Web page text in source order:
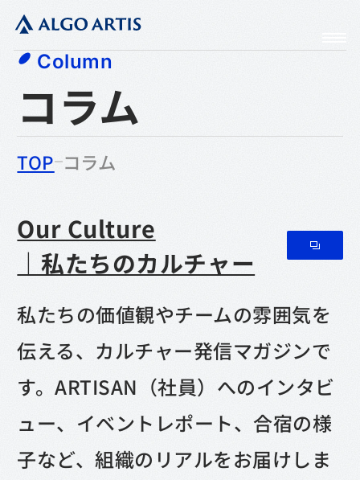
Column
コラム
TOP コラム
Our Culture
｜私たちのカルチャー
私たちの価値観やチームの雰囲気を
伝える、カルチャー発信マガジンで
す。ARTISAN（社員）へのインタビ
ュー、イベントレポート、合宿の様
子など、組織のリアルをお届けしま